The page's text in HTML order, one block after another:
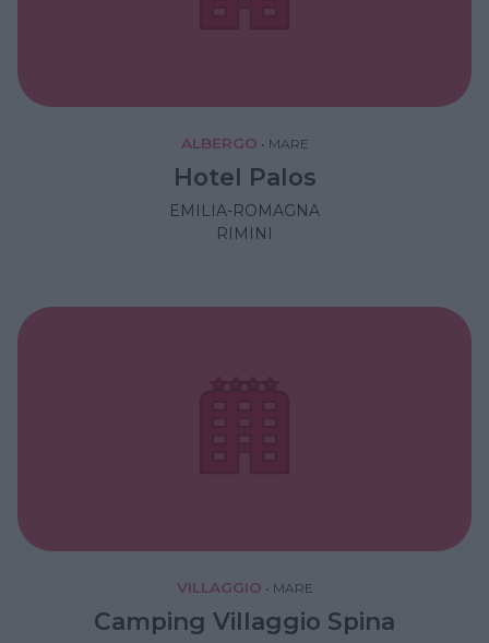
ALBERGO • MARE
Hotel Palos
EMILIA-ROMAGNA
RIMINI
VILLAGGIO • MARE
Camping Villaggio Spina